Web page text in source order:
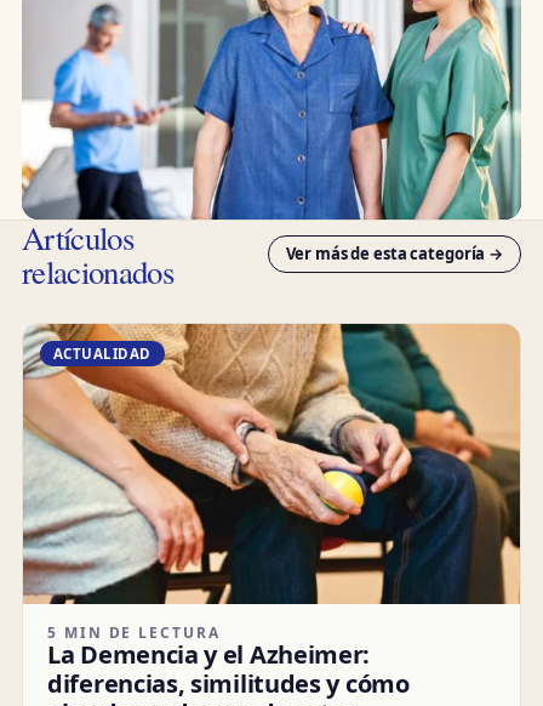
Artículos
relacionados Ver más de esta categoría →
ACTUALIDAD
5 MIN DE LECTURA
La Demencia y el Azheimer:
diferencias, similitudes y cómo